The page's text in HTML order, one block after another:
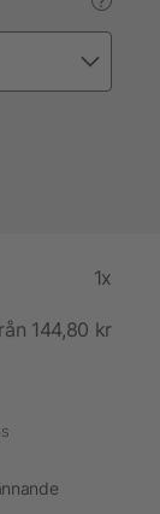
1x
144,80 kr